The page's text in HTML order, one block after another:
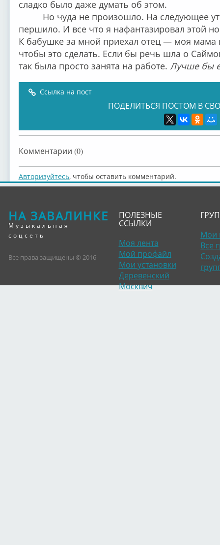
сладко было даже думать об этом.
Но чуда не произошло. На следующее
першило. И все что я нафантазировал этой
К бабушке за мной приехал отец — моя мама
чтобы это сделать. Если бы речь шла о
так была просто занята на работе. Лучше бы
Ссылка на пост
ПОДЕЛИТЬСЯ ПОСТОМ В
Комментарии (0)
Авторизуйтесь, чтобы оставить комментарий.
НА ЗАВАЛИНКЕ
Музыкальная
соцсеть
Все права защищены © 2016
ПОЛЕЗНЫЕ
ССЫЛКИ
Моя лента
Мой профайл
Мои установки
Деревенский
Москвич
Мои
Все